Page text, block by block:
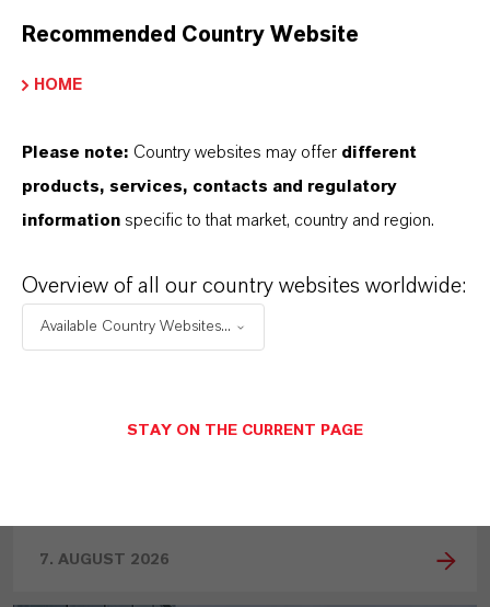
MEHR ÜBER DIESES THEMA
PRESSEINFORMATIONEN
7. AUGUST 2026
Recommended Country Website
HOME
Please note: Country websites may offer different
products, services, contacts and regulatory
information specific to that market, country and region.
Overview of all our country websites worldwide:
Available Country Websites...
STAY ON THE CURRENT PAGE